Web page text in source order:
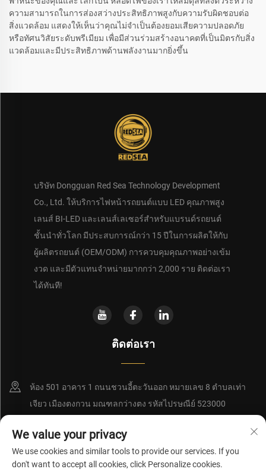
ความสามารถในการส่องสว่างประสิทธิภาพสูงกับความรับผิดชอบต่อ
สิ่งแวดล้อม แสดงให้เห็นว่าคุณไม่จำเป็นต้องยอมเสียความปลอดภัย
หรือทัศนวิสัยระดับพรีเมียม เพื่อมีส่วนร่วมสร้างอนาคตที่เป็นมิตรกับสิ่ง
แวดล้อมและมีประสิทธิภาพด้านพลังงานมากยิ่งขึ้น
บริษัท Dongguan Red Sea Technology Development
Co., Ltd. ให้บริการไฟหน้ารถยนต์แบบ LED คุณภาพสูง
เลนส์ BI-LED และเลนส์เลเซอร์สำหรับแบรนด์รถยนต์
ชั้นนำทั่วโลก มีประสบการณ์กว่า 15 ปีในการผลิตให้กับ
ผู้ผลิตรถยนต์ (OEM/ODM) การควบคุมคุณภาพอย่างเข้ม
งวด และมีตัวแทนจำหน่ายมากกว่า 2,000 ราย ติดต่อเรา
ได้ทันที!
ติดต่อเรา
ห้อง 501 อาคาร 1 ถนนชวนอี้ตะวันออก หมายเลข 8 ตำบลเท่า
เจียว เมืองตงกวน มณฑลกว่างตง รหัสไปรษณีย์ 523000
+86-15362852350
[email protected]
We value your privacy
We use cookies and similar tools to provide our services. If you
don't want to accept all cookies, click Personalize cookies.